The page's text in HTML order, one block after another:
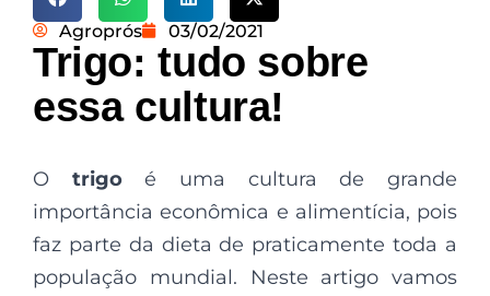
Agroprós 03/02/2021
Trigo: tudo sobre
essa cultura!
O trigo
é uma cultura de grande
importância econômica e alimentícia, pois
faz parte da dieta de praticamente toda a
população mundial. Neste artigo vamos